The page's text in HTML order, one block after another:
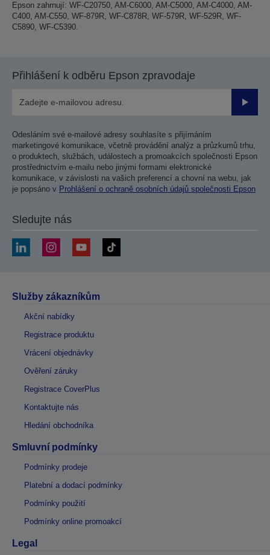
Epson zahrnují: WF-C20750, AM-C6000, AM-C5000, AM-C4000, AM-
C400, AM-C550, WF-879R, WF-C878R, WF-579R, WF-529R, WF-
C5890, WF-C5390.
Přihlášení k odběru Epson zpravodaje
Odesláním své e-mailové adresy souhlasíte s přijímáním
marketingové komunikace, včetně provádění analýz a průzkumů trhu,
o produktech, službách, událostech a promoakcích společnosti Epson
prostřednictvím e-mailu nebo jinými formami elektronické
komunikace, v závislosti na vašich preferencí a chovní na webu, jak
je popsáno v Prohlášení o ochraně osobních údajů společnosti Epson
Sledujte nás
Služby zákazníkům
Akční nabídky
Registrace produktu
Vrácení objednávky
Ověření záruky
Registrace CoverPlus
Kontaktujte nás
Hledání obchodníka
Smluvní podmínky
Podmínky prodeje
Platební a dodací podmínky
Podmínky použití
Podmínky online promoakcí
Legal